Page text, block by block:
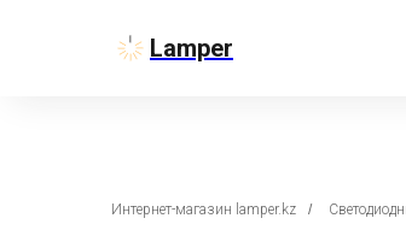
Lamper
Интернет-магазин lamper.kz /